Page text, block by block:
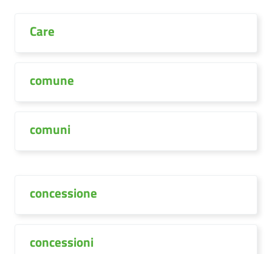
Care
comune
comuni
concessione
concessioni